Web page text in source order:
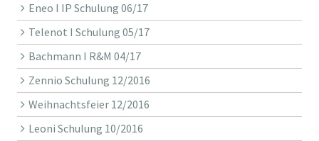
Eneo I IP Schulung 06/17
Telenot I Schulung 05/17
Bachmann I R&M 04/17
Zennio Schulung 12/2016
Weihnachtsfeier 12/2016
Leoni Schulung 10/2016